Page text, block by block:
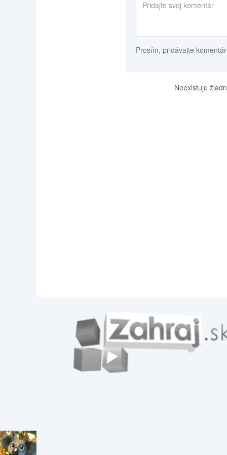
Prosím, pridávajte
Neexistuje